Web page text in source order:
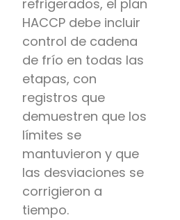
refrigerados, el plan
HACCP debe incluir
control de cadena
de frío en todas las
etapas, con
registros que
demuestren que los
límites se
mantuvieron y que
las desviaciones se
corrigieron a
tiempo.